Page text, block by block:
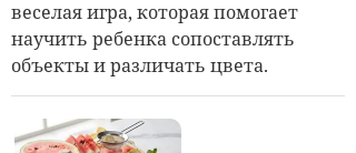
веселая игра, котораяпомогает
научить ребенка сопоставлять
объекты и различать цвета.